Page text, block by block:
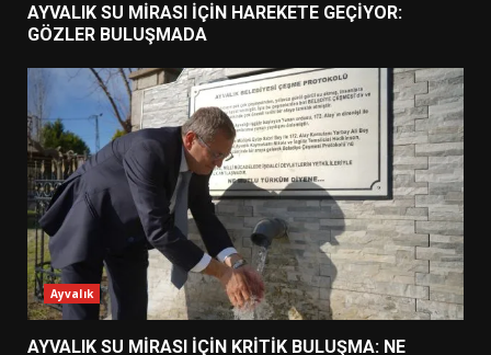
AYVALIK SU MİRASI İÇİN HAREKETE GEÇİYOR:
GÖZLER BULUŞMADA
Ayvalık
AYVALIK SU MİRASI İÇİN KRİTİK BULUŞMA: NE